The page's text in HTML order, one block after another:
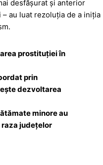
desfășurat și anterior
au luat rezoluția de a iniția
prostituției în
prin
dezvoltarea
minore au
județelor